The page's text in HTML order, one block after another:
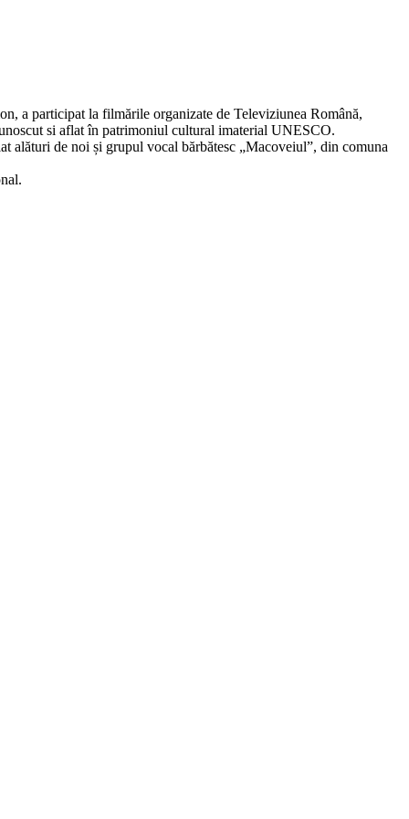
a participat la filmările organizate de Televiziunea Română,
si aflat în patrimoniul cultural imaterial UNESCO.
alături de noi și grupul vocal bărbătesc „Macoveiul”, din comuna